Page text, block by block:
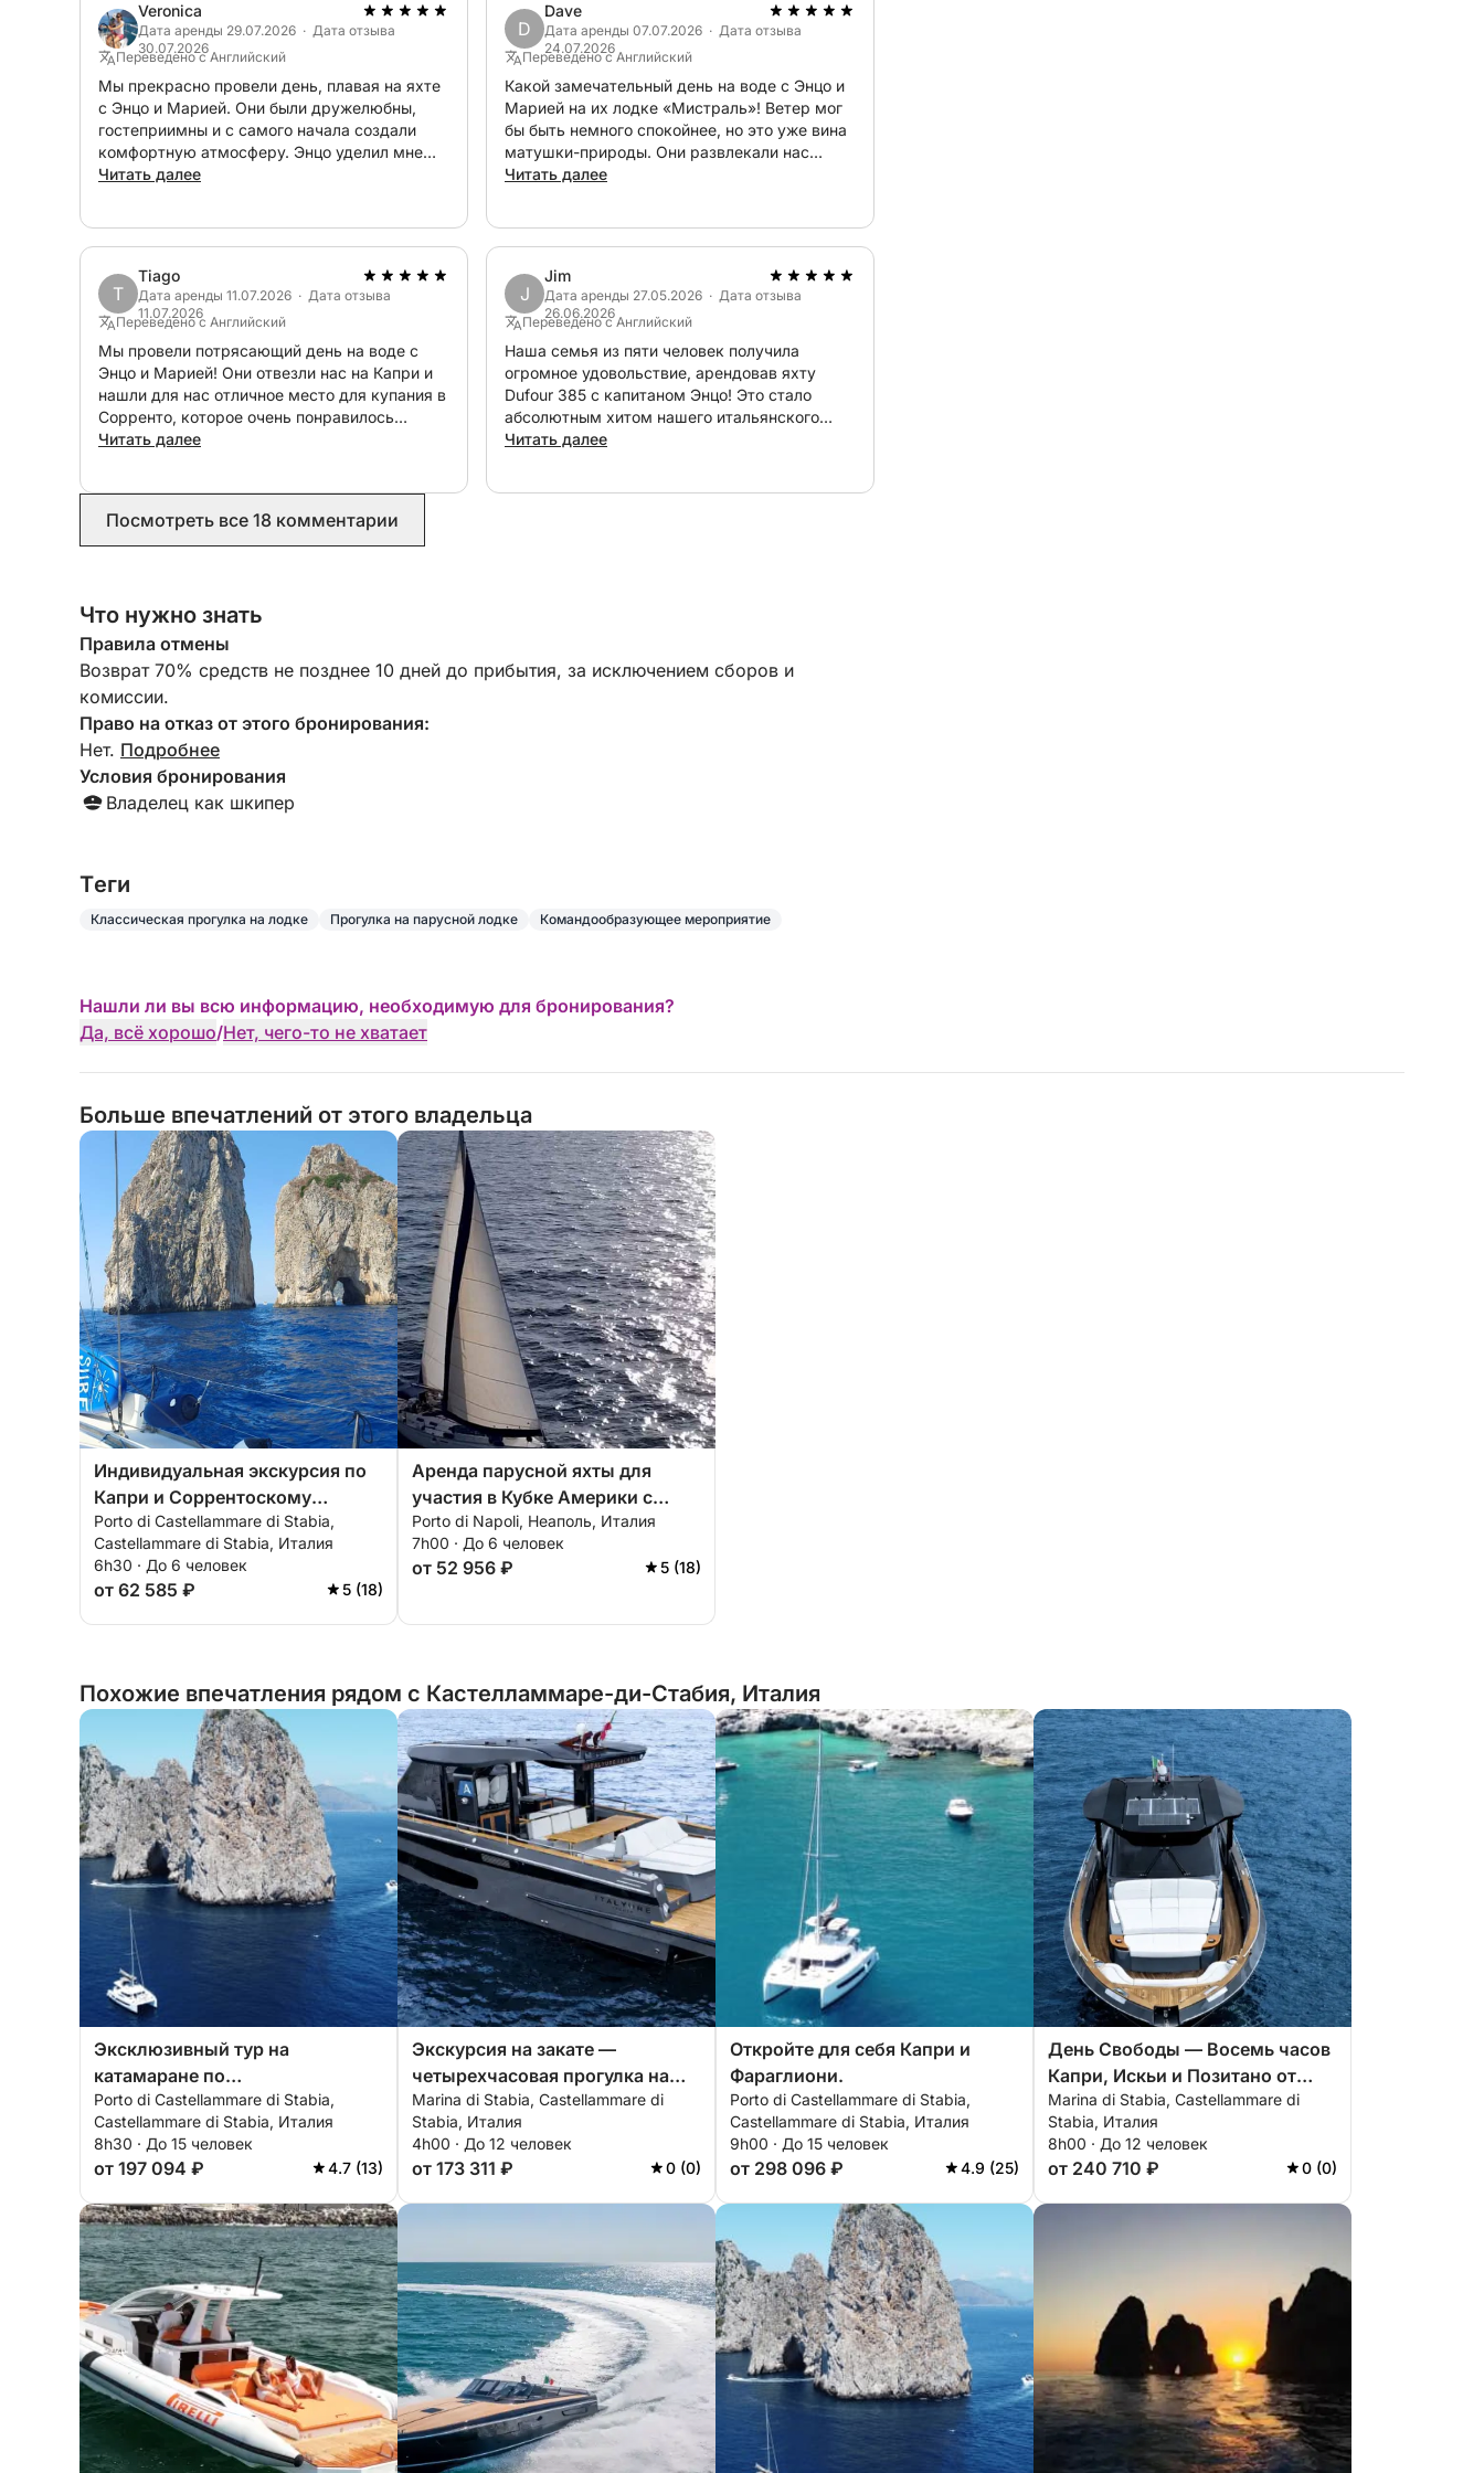
оплачиваемые до отправления: Обязательные сервисные расходы (топливо, финальная
уборка, удобства на борту) оплачиваются при посадке. Возможные дополнительные
услуги: ночевка в порту и портовые сборы (если применимо), швартовка у буя, катер-
такси и т. д.
-----------------------------------------------------
Для получения дополнительной информации свяжитесь со мной через Click&Boat, чтобы
забронировать эту прекрасную парусную яхту и насладиться незабываемыми моментами
Veronica
Дата аренды 29.07.2026 · Дата отзыва
30.07.2026
Переведено с Английский
Мы прекрасно провели день, плавая на яхте
с Энцо и Марией. Они были дружелюбны,
гостеприимны и с самого начала создали
комфортную атмосферу. Энцо уделил мне
время, чтобы я мог попрактиковаться в
гавань. Спасибо за прекрасный опыт. Я
обязательно забронирую поездку с Энцо
снова и порекомендую эту экскурсию
другим.
Читать далее
D
Dave
Дата аренды 07.07.2026 · Дата отзыва
24.07.2026
Переведено с Английский
Какой замечательный день на воде с Энцо и
Марией на их лодке «Мистраль»! Ветер мог
бы быть немного спокойнее, но это уже вина
матушки-природы. Они развлекали нас
рассказами о Соренто и Амальфитанском
Кастелламмаре. Лодка и оборудование были
в отличном состоянии и идеально чистыми.
Мы бы с удовольствием арендовали
«Мистраль» снова.
Читать далее
T
Tiago
Дата аренды 11.07.2026 · Дата отзыва
11.07.2026
Переведено с Английский
Мы провели потрясающий день на воде с
Энцо и Марией! Они отвезли нас на Капри и
нашли для нас отличное место для купания в
Сорренто, которое очень понравилось
детям. Честно говоря, они все время
закуски и спритцеры. Это, безусловно, стало
одним из самых ярких моментов нашей
Читать далее
J
Jim
Дата аренды 27.05.2026 · Дата отзыва
26.06.2026
Переведено с Английский
Наша семья из пяти человек получила
огромное удовольствие, арендовав яхту
Dufour 385 с капитаном Энцо! Это стало
абсолютным хитом нашего итальянского
отпуска. Яхта была невероятно просторной и
кристально чистую воду, чтобы незабываемо
искупаться. Энцо был великолепен,
Читать далее
Посмотреть все 18 комментарии
Что нужно знать
Правила отмены
Возврат 70% средств не позднее 10 дней до прибытия, за исключением сборов и
комиссии.
Право на отказ от этого бронирования:
Нет. Подробнее
Условия бронирования
Владелец как шкипер
Tеги
Классическая прогулка на лодке Прогулка на парусной лодке Командообразующее мероприятие
Нашли ли вы всю информацию, необходимую для бронирования?
Да, всё хорошо/Нет, чего-то не хватает
Больше впечатлений от этого владельца
Индивидуальная экскурсия по
Капри и Соррентоскому
побережью с аперитивом.
Porto di Castellammare di Stabia,
Castellammare di Stabia, Италия
6h30 · До 6 человек
от 62 585 ₽ 5 (18)
Аренда парусной яхты для
участия в Кубке Америки с
аперитивом.
Porto di Napoli, Неаполь, Италия
7h00 · До 6 человек
от 52 956 ₽ 5 (18)
Похожие впечатления рядом с Кастелламмаре-ди-Стабия, Италия
Эксклюзивный тур на
катамаране по
Неаполитанскому заливу
Porto di Castellammare di Stabia,
Castellammare di Stabia, Италия
8h30 · До 15 человек
от 197 094 ₽ 4.7 (13)
Экскурсия на закате —
четырехчасовая прогулка на
закате между Капри, Искьей и
Позитано из Марина-ди-
Стабия.
Marina di Stabia, Castellammare di
Stabia, Италия
4h00 · До 12 человек
от 173 311 ₽ 0 (0)
Откройте для себя Капри и
Фараглиони.
Porto di Castellammare di Stabia,
Castellammare di Stabia, Италия
9h00 · До 15 человек
от 298 096 ₽ 4.9 (25)
День Свободы — Восемь часов
Капри, Искьи и Позитано от
Марина ди Стабия
Marina di Stabia, Castellammare di
Stabia, Италия
8h00 · До 12 человек
от 240 710 ₽ 0 (0)